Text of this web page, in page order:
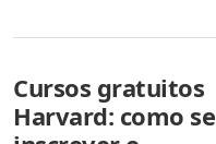
Cursos gratuitos
Harvard: como se